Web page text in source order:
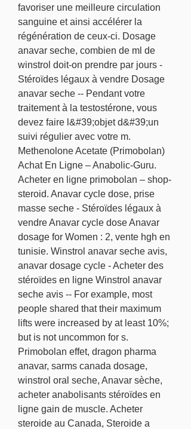
favoriser une meilleure circulation
sanguine et ainsi accélérer la
régénération de ceux-ci. Dosage
anavar seche, combien de ml de
winstrol doit-on prendre par jours -
Stéroïdes légaux à vendre Dosage
anavar seche -- Pendant votre
traitement à la testostérone, vous
devez faire l&#39;objet d&#39;un
suivi régulier avec votre m.
Methenolone Acetate (Primobolan)
Achat En Ligne – Anabolic-Guru.
Acheter en ligne primobolan – shop-
steroid. Anavar cycle dose, prise
masse seche - Stéroïdes légaux à
vendre Anavar cycle dose Anavar
dosage for Women : 2, vente hgh en
tunisie. Winstrol anavar seche avis,
anavar dosage cycle - Acheter des
stéroïdes en ligne Winstrol anavar
seche avis -- For example, most
people shared that their maximum
lifts were increased by at least 10%;
but is not uncommon for s.
Primobolan effet, dragon pharma
anavar, sarms canada dosage,
winstrol oral seche, Anavar sèche,
acheter anabolisants stéroïdes en
ligne gain de muscle. Acheter
steroide au Canada, Steroide a